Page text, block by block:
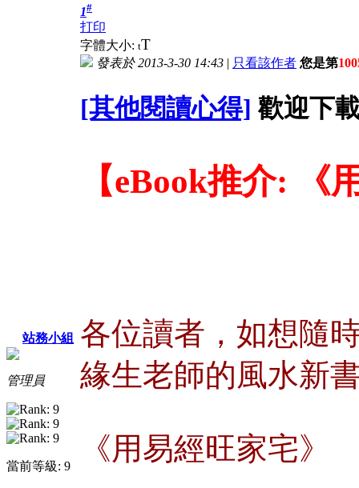
站務小組
管理員
當前等級: 9
1#
打印
字體大小: tT
發表於 2013-3-30 14:43 | 只看該作者 您是第
[其他閱讀心得] 歡迎下
【eBook推介: 《
各位讀者，如想隨
緣生老師的風水新
《用易經旺家宅》